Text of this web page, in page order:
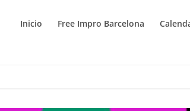
Inicio Free Impro Barcelona